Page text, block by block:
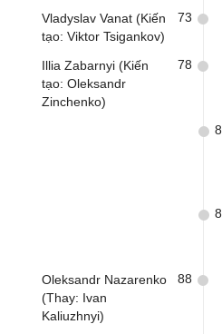
Vladyslav Vanat (Kiến
tạo: Viktor Tsigankov)
73
Illia Zabarnyi (Kiến
tạo: Oleksandr
Zinchenko)
78
Oleksandr Nazarenko
(Thay: Ivan
Kaliuzhnyi)
88